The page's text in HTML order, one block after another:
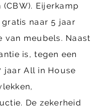
Eijerkamp
naar 5 jaar
meubels. Naast
is, tegen een
jaar All in House
De zekerheid